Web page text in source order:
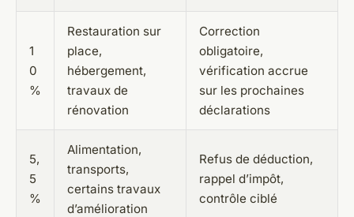
1
0
%
Restauration sur
place,
hébergement,
travaux de
rénovation
Correction
obligatoire,
vérification accrue
sur les prochaines
déclarations
5,
5
%
Alimentation,
transports,
certains travaux
d’amélioration
Refus de déduction,
rappel d’impôt,
contrôle ciblé